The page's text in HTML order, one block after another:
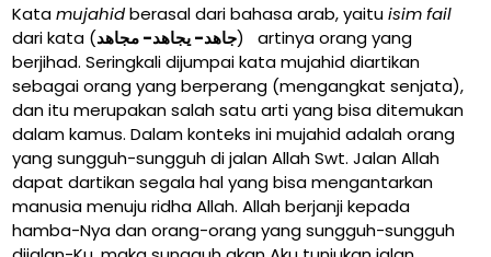
Katamujahidberasal dari bahasa arab, yaituisim fail
dari kata (جاهد- يجاهد- مجاهد) artinya orang yang
berjihad. Seringkali dijumpai kata mujahid diartikan
sebagai orang yang berperang (mengangkat senjata),
dan itu merupakan salah satu arti yang bisa ditemukan
dalam kamus. Dalam konteks ini mujahid adalah orang
yang sungguh-sungguh di jalan Allah Swt. Jalan Allah
dapat dartikan segala hal yang bisa mengantarkan
manusia menuju ridha Allah. Allah berjanji kepada
hamba-Nya dan orang-orang yang sungguh-sungguh